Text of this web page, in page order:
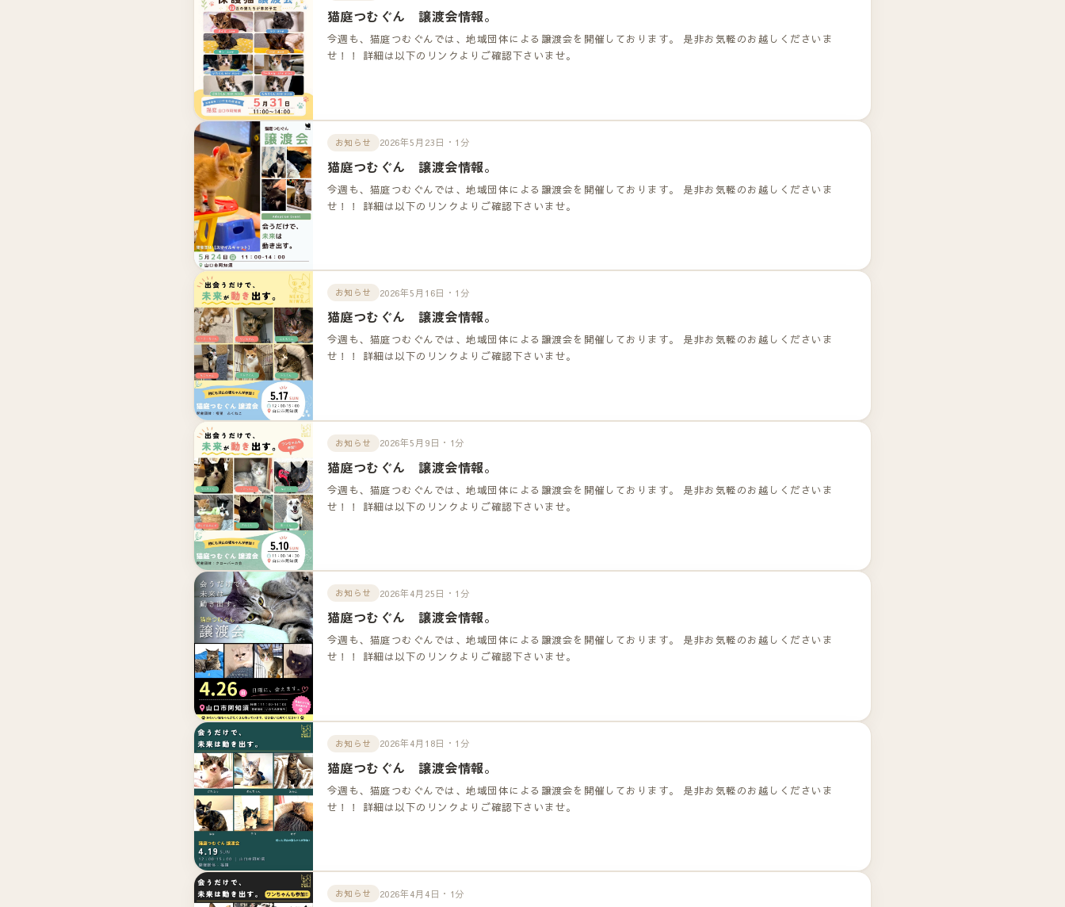
猫庭つむぐん 譲渡会情報。
今週も、猫庭つむぐんでは、地域団体による譲渡会を開催しております。 是非お気軽のお越しくださいま
せ！！ 詳細は以下のリンクよりご確認下さいませ。
お知らせ 2026年5月23日・1分
猫庭つむぐん 譲渡会情報。
今週も、猫庭つむぐんでは、地域団体による譲渡会を開催しております。 是非お気軽のお越しくださいま
せ！！ 詳細は以下のリンクよりご確認下さいませ。
お知らせ 2026年5月16日・1分
猫庭つむぐん 譲渡会情報。
今週も、猫庭つむぐんでは、地域団体による譲渡会を開催しております。 是非お気軽のお越しくださいま
せ！！ 詳細は以下のリンクよりご確認下さいませ。
お知らせ 2026年5月9日・1分
猫庭つむぐん 譲渡会情報。
今週も、猫庭つむぐんでは、地域団体による譲渡会を開催しております。 是非お気軽のお越しくださいま
せ！！ 詳細は以下のリンクよりご確認下さいませ。
お知らせ 2026年4月25日・1分
猫庭つむぐん 譲渡会情報。
今週も、猫庭つむぐんでは、地域団体による譲渡会を開催しております。 是非お気軽のお越しくださいま
せ！！ 詳細は以下のリンクよりご確認下さいませ。
お知らせ 2026年4月18日・1分
猫庭つむぐん 譲渡会情報。
今週も、猫庭つむぐんでは、地域団体による譲渡会を開催しております。 是非お気軽のお越しくださいま
せ！！ 詳細は以下のリンクよりご確認下さいませ。
お知らせ 2026年4月4日・1分